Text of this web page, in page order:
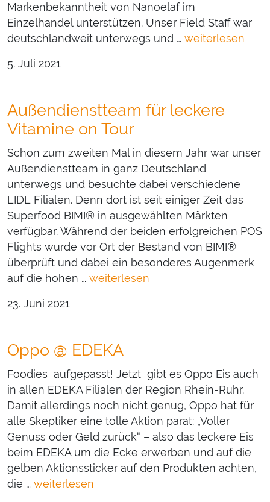
Markenbekanntheit von Nanoelaf im
Einzelhandel unterstützen. Unser Field Staff war
deutschlandweit unterwegs und … weiterlesen
5. Juli 2021
Außendienstteam für leckere
Vitamine on Tour
Schon zum zweiten Mal in diesem Jahr war unser
Außendienstteam in ganz Deutschland
unterwegs und besuchte dabei verschiedene
LIDL Filialen. Denn dort ist seit einiger Zeit das
Superfood BIMI® in ausgewählten Märkten
verfügbar. Während der beiden erfolgreichen POS
Flights wurde vor Ort der Bestand von BIMI®
überprüft und dabei ein besonderes Augenmerk
auf die hohen … weiterlesen
23. Juni 2021
Oppo @ EDEKA
Foodies aufgepasst! Jetzt gibt es Oppo Eis auch
in allen EDEKA Filialen der Region Rhein-Ruhr.
Damit allerdings noch nicht genug, Oppo hat für
alle Skeptiker eine tolle Aktion parat: „Voller
Genuss oder Geld zurück“ – also das leckere Eis
beim EDEKA um die Ecke erwerben und auf die
gelben Aktionssticker auf den Produkten achten,
die … weiterlesen